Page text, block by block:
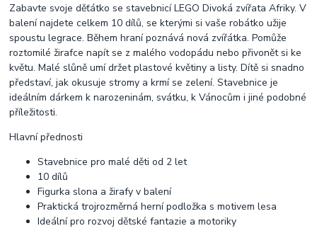
Zabavte svoje děťátko se stavebnicí LEGO Divoká zvířata Afriky. V
balení najdete celkem 10 dílů, se kterými si vaše robátko užije
spoustu legrace. Během hraní poznává nová zvířátka. Pomůže
roztomilé žirafce napít se z malého vodopádu nebo přivonět si ke
květu. Malé slůně umí držet plastové květiny a listy. Dítě si snadno
představí, jak okusuje stromy a krmí se zelení. Stavebnice je
ideálním dárkem k narozeninám, svátku, k Vánocům i jiné podobné
příležitosti.
Hlavní přednosti
Stavebnice pro malé děti od 2 let
10 dílů
Figurka slona a žirafy v balení
Praktická trojrozměrná herní podložka s motivem lesa
Ideální pro rozvoj dětské fantazie a motoriky